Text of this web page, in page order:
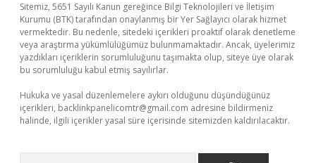
Sitemiz, 5651 Sayılı Kanun gereğince Bilgi Teknolojileri ve İletişim
Kurumu (BTK) tarafından onaylanmış bir Yer Sağlayıcı olarak hizmet
vermektedir. Bu nedenle, sitedeki içerikleri proaktif olarak denetleme
veya araştırma yükümlülüğümüz bulunmamaktadır. Ancak, üyelerimiz
yazdıkları içeriklerin sorumluluğunu taşımakta olup, siteye üye olarak
bu sorumluluğu kabul etmiş sayılırlar.
Hukuka ve yasal düzenlemelere aykırı olduğunu düşündüğünüz
içerikleri, backlinkpanelicomtr@gmail.com adresine bildirmeniz
halinde, ilgili içerikler yasal süre içerisinde sitemizden kaldırılacaktır.